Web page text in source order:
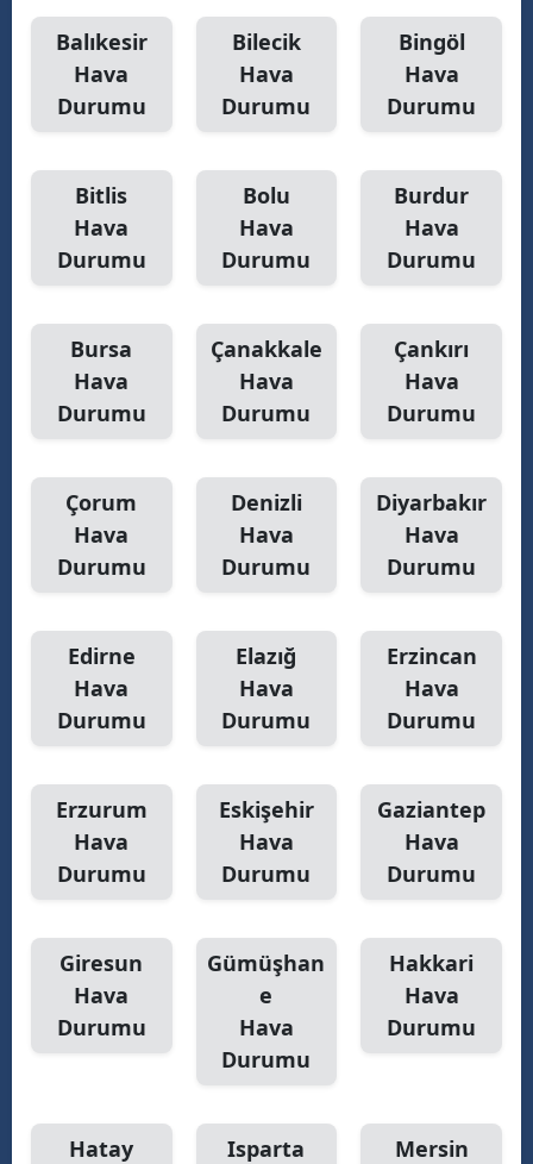
Ardahan
Yalova
Osmaniye
Balıkesir
Hava
Durumu
Bilecik
Hava
Durumu
Bingöl
Hava
Durumu
Bitlis
Hava
Durumu
Bolu
Hava
Durumu
Burdur
Hava
Durumu
Bursa
Hava
Durumu
Çanakkale
Hava
Durumu
Çankırı
Hava
Durumu
Çorum
Hava
Durumu
Denizli
Hava
Durumu
Diyarbakır
Hava
Durumu
Edirne
Hava
Durumu
Elazığ
Hava
Durumu
Erzincan
Hava
Durumu
Erzurum
Hava
Durumu
Eskişehir
Hava
Durumu
Gaziantep
Hava
Durumu
Giresun
Hava
Durumu
Gümüşhan
e
Hava
Durumu
Hakkari
Hava
Durumu
Hatay
Isparta
Mersin